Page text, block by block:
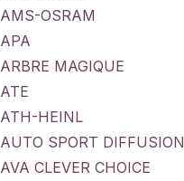
AMS-OSRAM
APA
ARBRE MAGIQUE
ATE
ATH-HEINL
AUTO SPORT DIFFUSION
AVA CLEVER CHOICE